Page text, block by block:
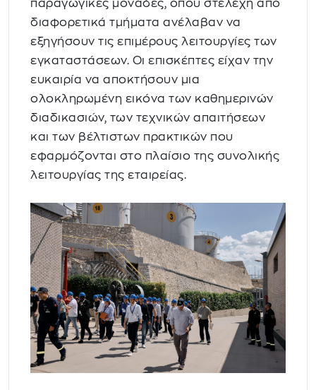
παραγωγικές μονάδες, όπου στελέχη από
διαφορετικά τμήματα ανέλαβαν να
εξηγήσουν τις επιμέρους λειτουργίες των
εγκαταστάσεων. Οι επισκέπτες είχαν την
ευκαιρία να αποκτήσουν μια
ολοκληρωμένη εικόνα των καθημερινών
διαδικασιών, των τεχνικών απαιτήσεων
και των βέλτιστων πρακτικών που
εφαρμόζονται στο πλαίσιο της συνολικής
λειτουργίας της εταιρείας.